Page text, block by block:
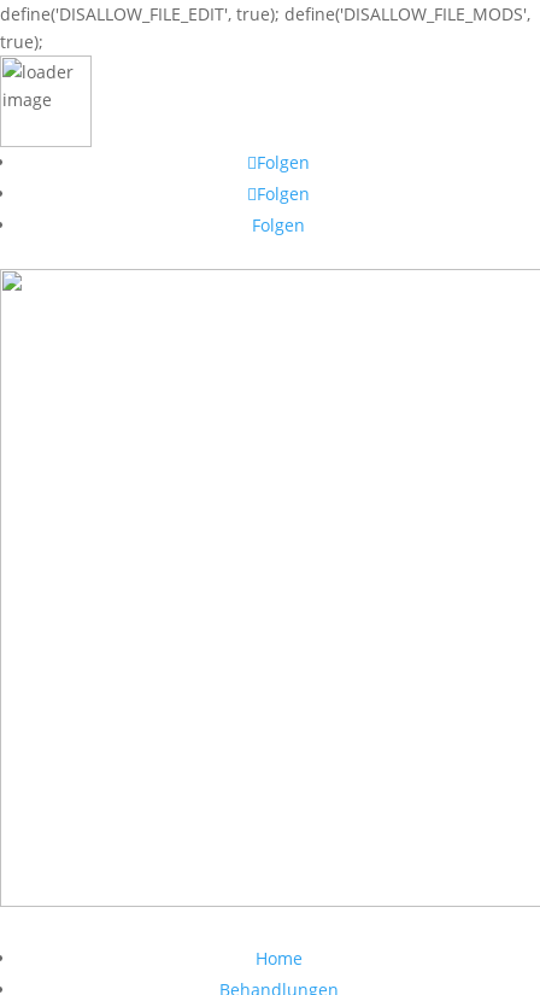
define('DISALLOW_FILE_EDIT', true); define('DISALLOW_FILE_MODS',
true);
Folgen
Folgen
Folgen
Home
Behandlungen